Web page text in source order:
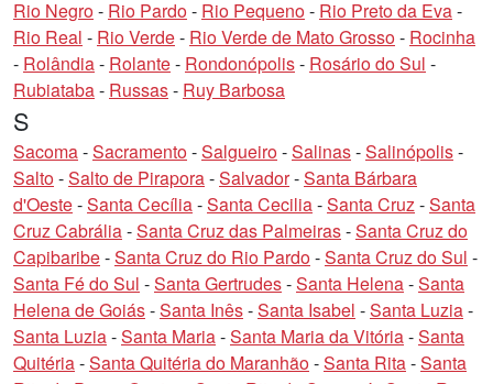
Rio Negro- Rio Pardo- Rio Pequeno- Rio Preto da Eva-
Rio Real - Rio Verde- Rio Verde de Mato Grosso- Rocinha
- Rolândia- Rolante- Rondonópolis- Rosário do Sul -
Rubiataba- Russas- Ruy Barbosa
S
Sacoma-Sacramento-Salgueiro-Salinas-Salinópolis-
Salto-Salto de Pirapora-Salvador-Santa Bárbara
d'Oeste-Santa Cecília-Santa Cecilia-Santa Cruz-Santa
Cruz Cabrália-Santa Cruz das Palmeiras-Santa Cruz do
Capibaribe-Santa Cruz do Rio Pardo-Santa Cruz do Sul -
Santa Fé do Sul -Santa Gertrudes-Santa Helena-Santa
Helena de Goiás-Santa Inês-Santa Isabel -Santa Luzia-
Santa Luzia-Santa Maria-Santa Maria da Vitória-Santa
Quitéria-Santa Quitéria do Maranhão-Santa Rita-Santa